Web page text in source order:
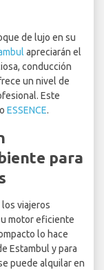
de lujo en su
apreciarán el
conducción
un nivel de
Este
o ESSENCE.
para
viajeros
motor eficiente
lo hace
Estambul y para
puede alquilar en